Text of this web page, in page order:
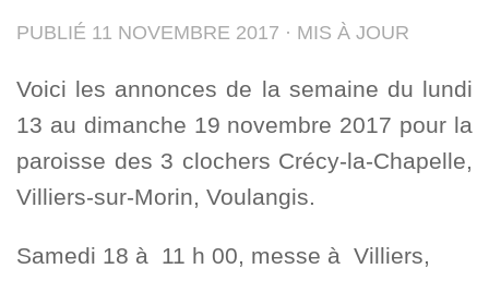
PUBLIÉ 11 NOVEMBRE 2017 · MIS À JOUR
Voici les annonces de la semaine du lundi
13 au dimanche 19 novembre 2017 pour la
paroisse des 3 clochers Crécy-la-Chapelle,
Villiers-sur-Morin, Voulangis.
Samedi 18 à 11 h 00, messe à Villiers,